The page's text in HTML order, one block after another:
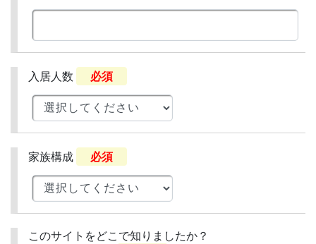
入居人数 必須
家族構成 必須
このサイトをどこで知りましたか？